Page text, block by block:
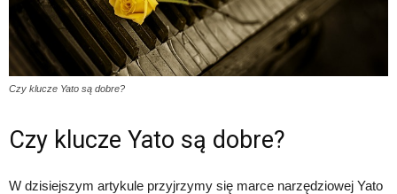
Czy klucze Yato są dobre?
Czy klucze Yato są dobre?
W dzisiejszym artykule przyjrzymy się marce narzędziowej Yato